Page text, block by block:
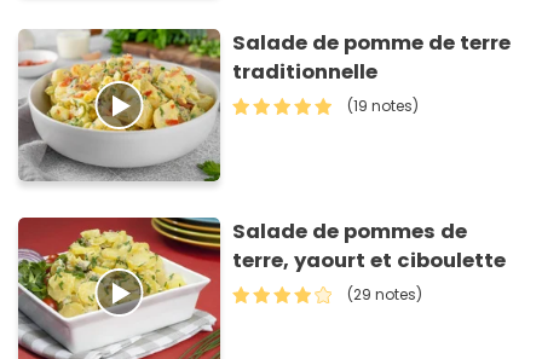
Salade de pomme de terre
traditionnelle
(19 notes)
Salade de pommes de
terre, yaourt et ciboulette
(29 notes)